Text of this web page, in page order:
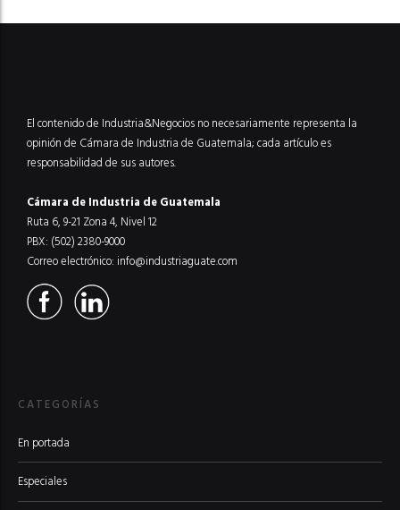
El contenido de Industria&Negocios no necesariamente representa la
opinión de Cámara de Industria de Guatemala; cada artículo es
responsabilidad de sus autores.
Cámara de Industria de Guatemala
Ruta 6, 9-21 Zona 4, Nivel 12
PBX: (502) 2380-9000
Correo electrónico: info@industriaguate.com
CATEGORÍAS
En portada
Especiales